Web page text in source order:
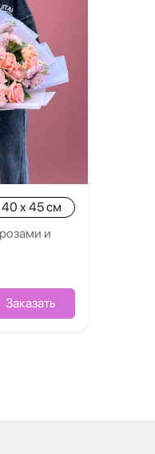
40 x 45 см
и
Заказать